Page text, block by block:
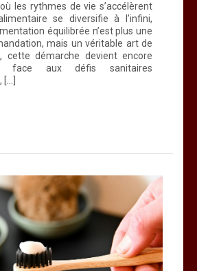
les rythmes de vie s’accélèrent
se diversifie à l’infini,
équilibrée n’est plus une
mais un véritable art de
cette démarche devient encore
face aux défis sanitaires